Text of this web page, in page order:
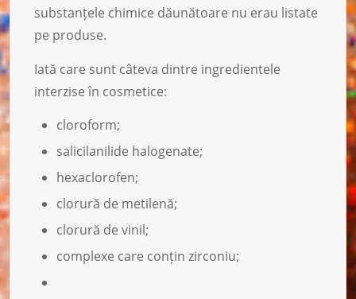
substanțele chimice dăunătoare nu erau listate
pe produse.
Iată care sunt câteva dintre ingredientele
interzise în cosmetice:
cloroform;
salicilanilide halogenate;
hexaclorofen;
clorură de metilenă;
clorură de vinil;
complexe care conțin zirconiu;